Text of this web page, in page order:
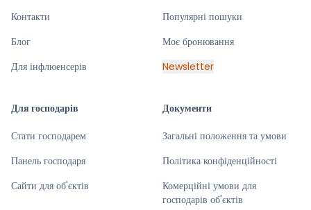
Контакти
Блог
Для інфлюенсерів
Популярні пошуки
Моє бронювання
Newsletter
Для господарів
Стати господарем
Панель господаря
Сайти для об'єктів
Документи
Загальні положення та умови
Політика конфіденційності
Комерційні умови для
господарів об'єктів